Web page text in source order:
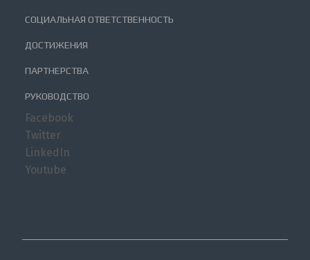
СОЦИАЛЬНАЯ ОТВЕТСТВЕННОСТЬ
ДОСТИЖЕНИЯ
ПАРТНЕРСТВА
РУКОВОДСТВО
Facebook
Twitter
LinkedIn
Youtube